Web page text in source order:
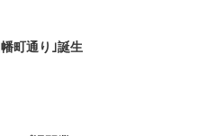
町通り｣誕生